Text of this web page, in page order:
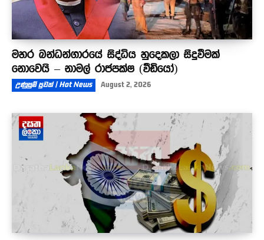
මහර බන්ධන්ගාරයේ සිද්ධිය හුදෙකලා සිදුවීමක්
නොවෙයි – නාමල් රාජපක්ෂ (වීඩියෝ)
උණුසුම් පුවත් | Hot News August 2, 2026